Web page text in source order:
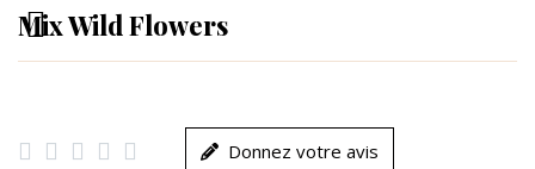
Mix Wild Flowers
     Donnez votre avis